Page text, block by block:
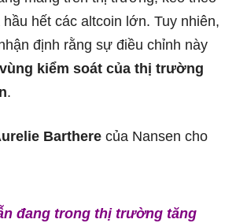
hết các altcoin lớn. Tuy nhiên,
định rằng sự điều chỉnh này
kiểm soát của thị trường
.
Barthere của Nansen cho
đang trong thị trường tăng